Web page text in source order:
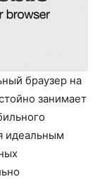
браузер на
занимает
идеальным